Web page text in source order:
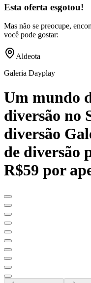
Esta oferta esgotou!
Mas não se preocupe,
você pode gostar:
Aldeota
Galeria Dayplay
Um mundo
diversão no
diversão
de diversão
R$59 por